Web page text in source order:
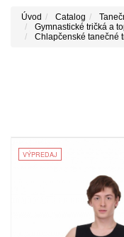
Úvod Catalog
Gymnastické tričká a
Chlapčenské tanečné
VÝPREDAJ